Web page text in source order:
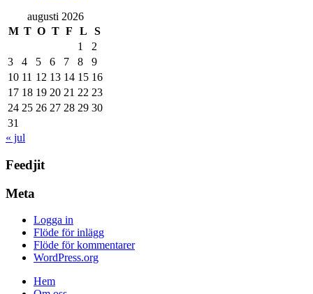
augusti 2026
M T O T F L
S
1
2
3
4 5 6 7 8
9
10 11 12 13 14 15 16
17 18 19 20 21 22 23
24 25 26 27 28 29 30
31
« jul
Feedjit
Meta
Logga in
Flöde för inlägg
Flöde för kommentarer
WordPress.org
Hem